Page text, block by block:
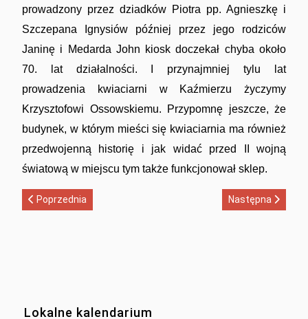
Lokalne kalendarium
prowadzony przez dziadków Piotra pp. Agnieszkę i
Szczepana Ignysiów później przez jego rodziców
Janinę i Medarda John kiosk doczekał chyba około
70. lat działalności. I przynajmniej tylu lat
prowadzenia kwiaciarni w Kaźmierzu życzymy
Krzysztofowi Ossowskiemu. Przypomnę jeszcze, że
budynek, w którym mieści się kwiaciarnia ma również
przedwojenną historię i jak widać przed II wojną
światową w miejscu tym także funkcjonował sklep.
Poprzednia strona: Chór MONIUSZKO na inauguracji roku
Poprzednia Następna strona:
Następna